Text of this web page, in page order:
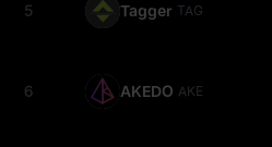
5 Tagger TAG
6 AKEDO AKE